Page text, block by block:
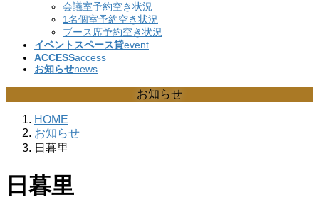
会議室予約空き状況
1名個室予約空き状況
ブース席予約空き状況
イベントスペース貸event
ACCESSaccess
お知らせnews
お知らせ
HOME
お知らせ
日暮里
日暮里